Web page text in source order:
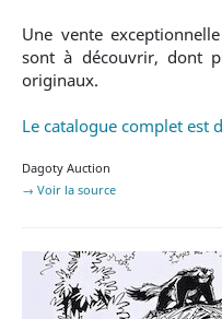
Une vente
sont à découvrir, dont
originaux.
Le catalogue complet est
Dagoty Auction
→ Voir la source